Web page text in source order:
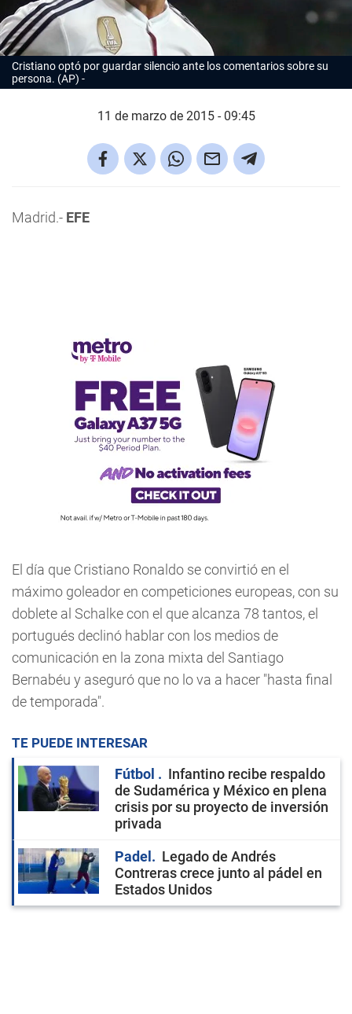
Cristiano optó por guardar silencio ante los comentarios sobre su
persona. (AP)
11 de marzo de 2015 - 09:45
Madrid.- EFE
El día que Cristiano Ronaldo se convirtió en el
máximo goleador en competiciones europeas, con su
doblete al Schalke con el que alcanza 78 tantos, el
portugués declinó hablar con los medios de
comunicación en la zona mixta del Santiago
Bernabéu y aseguró que no lo va a hacer "hasta final
de temporada".
TE PUEDE INTERESAR
Fútbol
Infantino recibe respaldo
de Sudamérica y México en plena
crisis por su proyecto de inversión
privada
Padel
Legado de Andrés
Contreras crece junto al pádel en
Estados Unidos